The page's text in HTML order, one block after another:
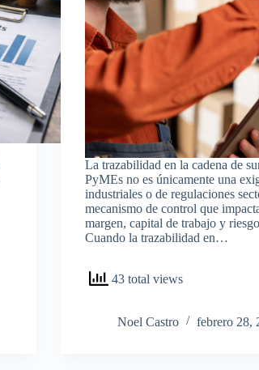
La trazabilidad en la cadena de
PyMEs no es únicamente una
industriales o de regulaciones
mecanismo de control que
margen, capital de trabajo y
Cuando la trazabilidad en…
43 total views
Noel Castro febrero 28,